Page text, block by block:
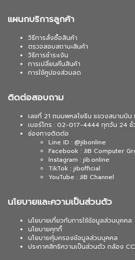
แผนกบริการลูกค้า
วิธีการสั่งซื้อสินค้า
ตรวจสอบสถานะสินค้า
วิธีการชำระเงิน
การเปลี่ยนคืนสินค้า
การใช้คูปองส่วนลด
ติดต่อสอบถาม
เลขที่ 21 ถนนพหลโยธิน แขวงสนามบิน
เบอร์โทร : 02-017-4444 ทุกวัน 24 ชั่
ช่องทางติดต่อ
Line ID : @jibonline
Facebook : JIB Computer
Instagram : jib.online
TikTok : jibofficial
YouTube : JIB Channel
นโยบายและความเป็นส่วนตัว
นโยบายเกี่ยวกับการใช้ข้อมูลส่วนบุคคล
นโยบายคุกกี้
นโยบายคุ้มครองข้อมูลส่วนบุคคล
ประกาศสิทธิความเป็นส่วนตัว กล้อง